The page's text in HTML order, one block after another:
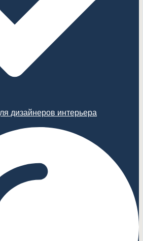
дизайнеров интерьера